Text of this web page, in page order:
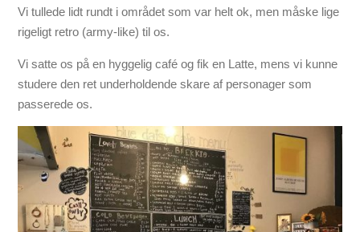
Vi tullede lidt rundt i området som var helt ok, men måske lige
rigeligt retro (army-like) til os.
Vi satte os på en hyggelig café og fik en Latte, mens vi kunne
studere den ret underholdende skare af personager som
passerede os.